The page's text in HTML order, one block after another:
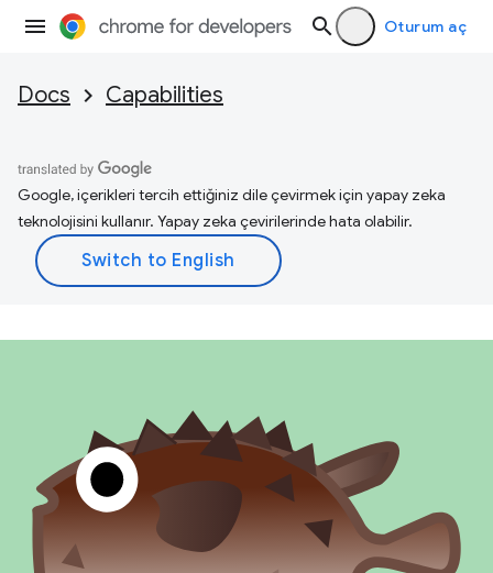
Oturum aç
Docs Capabilities
Google, içerikleri tercih ettiğiniz dile çevirmek için yapay zeka
teknolojisini kullanır. Yapay zeka çevirilerinde hata olabilir.